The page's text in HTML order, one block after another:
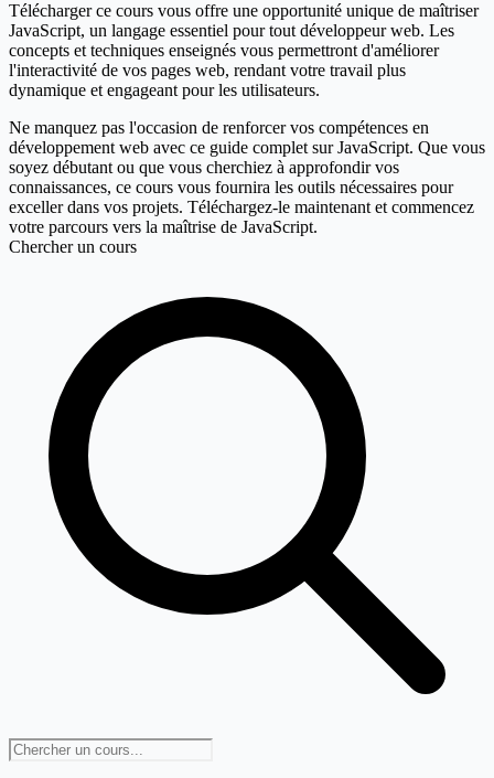
Télécharger ce cours vous offre une opportunité unique de maîtriser
JavaScript, un langage essentiel pour tout développeur web. Les
concepts et techniques enseignés vous permettront d'améliorer
l'interactivité de vos pages web, rendant votre travail plus
dynamique et engageant pour les utilisateurs.
Ne manquez pas l'occasion de renforcer vos compétences en
développement web avec ce guide complet sur JavaScript. Que vous
soyez débutant ou que vous cherchiez à approfondir vos
connaissances, ce cours vous fournira les outils nécessaires pour
exceller dans vos projets. Téléchargez-le maintenant et commencez
votre parcours vers la maîtrise de JavaScript.
Chercher un cours